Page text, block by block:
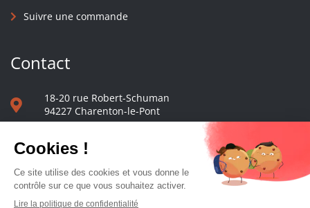
Suivre une commande
Contact
18-20 rue Robert-Schuman
94227 Charenton-le-Pont